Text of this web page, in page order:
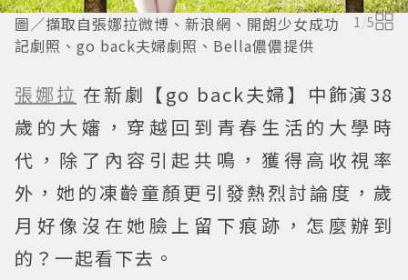
圖／擷取自張娜拉微博、新浪網、開朗少女成功
記劇照、go back夫婦劇照、Bella儂儂提供
1/5
張娜拉 在新劇【go back夫婦】中飾演38
歲的大嬸，穿越回到青春生活的大學時
代，除了內容引起共鳴，獲得高收視率
外，她的凍齡童顏更引發熱烈討論度，歲
月好像沒在她臉上留下痕跡，怎麼辦到
的？一起看下去。